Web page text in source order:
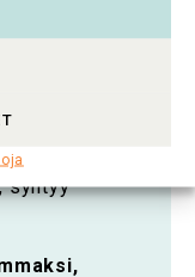
syntyy